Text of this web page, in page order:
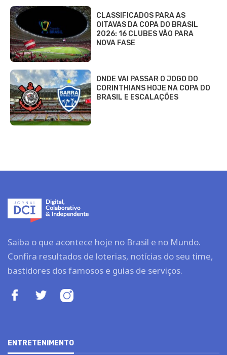
CLASSIFICADOS PARA AS
OITAVAS DA COPA DO BRASIL
2026: 16 CLUBES VÃO PARA
NOVA FASE
ONDE VAI PASSAR O JOGO DO
CORINTHIANS HOJE NA COPA DO
BRASIL E ESCALAÇÕES
Saiba o que acontece hoje no Brasil e no Mundo.
Confira resultados de loterias, notícias do seu time,
bastidores dos famosos e guias de serviços.
ENTRETENIMENTO